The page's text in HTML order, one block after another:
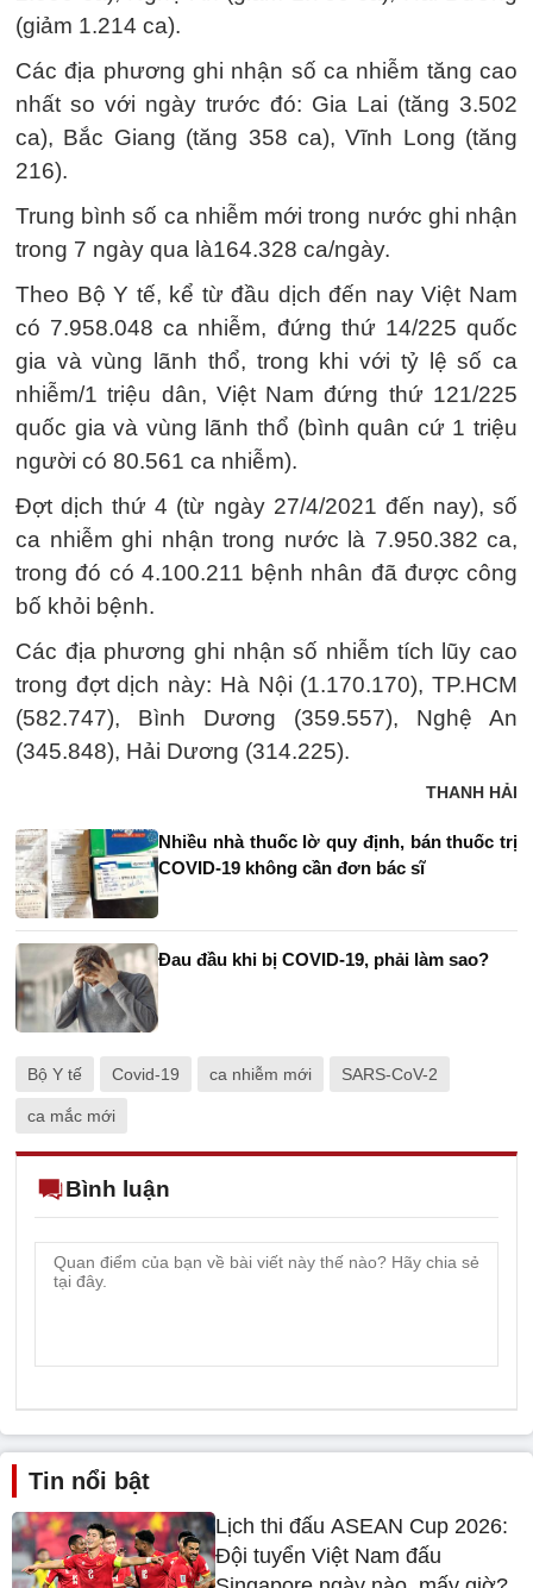
(giảm 1.214 ca).
Các địa phương ghi nhận số ca nhiễm tăng cao
nhất so với ngày trước đó: Gia Lai (tăng 3.502
ca), Bắc Giang (tăng 358 ca), Vĩnh Long (tăng
216).
Trung bình số ca nhiễm mới trong nước ghi nhận
trong 7 ngày qua là164.328 ca/ngày.
Theo Bộ Y tế, kể từ đầu dịch đến nay Việt Nam
có 7.958.048 ca nhiễm, đứng thứ 14/225 quốc
gia và vùng lãnh thổ, trong khi với tỷ lệ số ca
nhiễm/1 triệu dân, Việt Nam đứng thứ 121/225
quốc gia và vùng lãnh thổ (bình quân cứ 1 triệu
người có 80.561 ca nhiễm).
Đợt dịch thứ 4 (từ ngày 27/4/2021 đến nay), số
ca nhiễm ghi nhận trong nước là 7.950.382 ca,
trong đó có 4.100.211 bệnh nhân đã được công
bố khỏi bệnh.
Các địa phương ghi nhận số nhiễm tích lũy cao
trong đợt dịch này: Hà Nội (1.170.170), TP.HCM
(582.747), Bình Dương (359.557), Nghệ An
(345.848), Hải Dương (314.225).
THANH HẢI
Nhiều nhà thuốc lờ quy định, bán thuốc trị
COVID-19 không cần đơn bác sĩ
Đau đầu khi bị COVID-19, phải làm sao?
Bộ Y tế Covid-19 ca nhiễm mới SARS-CoV-2
ca mắc mới
Bình luận
Tin nổi bật
Lịch thi đấu ASEAN Cup 2026:
Đội tuyển Việt Nam đấu